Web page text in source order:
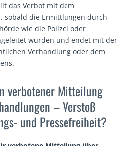
das Verbot mit dem
sobald die Ermittlungen durch
wie die Polizei oder
wurden und endet mit der
Verhandlung oder dem
verbotener Mitteilung
– Verstoß
und Pressefreiheit?